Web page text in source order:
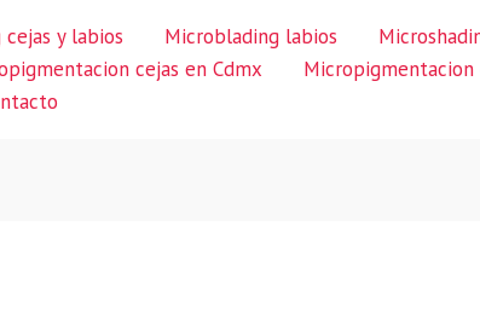
y labios Microblading labios
cejas en Cdmx
Micropigmentacion